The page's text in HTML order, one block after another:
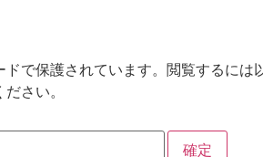
ドで保護されています。閲覧するには
さい。